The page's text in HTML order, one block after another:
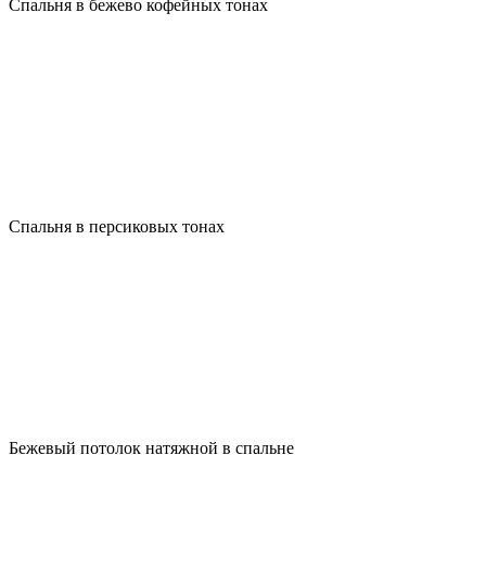
Спальня в бежево кофейных тонах
Спальня в персиковых тонах
Бежевый потолок натяжной в спальне